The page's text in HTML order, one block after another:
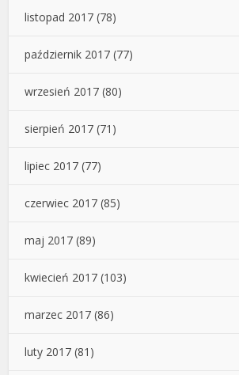
listopad 2017 (78)
październik 2017 (77)
wrzesień 2017 (80)
sierpień 2017 (71)
lipiec 2017 (77)
czerwiec 2017 (85)
maj 2017 (89)
kwiecień 2017 (103)
marzec 2017 (86)
luty 2017 (81)